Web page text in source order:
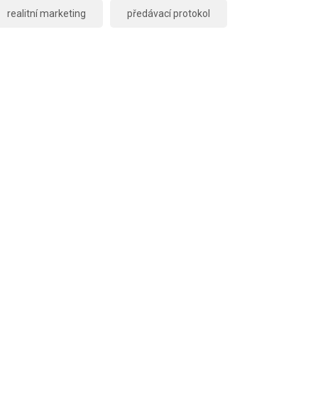
realitní marketing předávací protokol